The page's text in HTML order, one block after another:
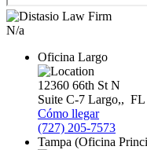
N/a
Oficina Largo
12360 66th St N
Suite C-7 Largo,, FL
Cómo llegar
(727) 205-7573
Tampa (Oficina